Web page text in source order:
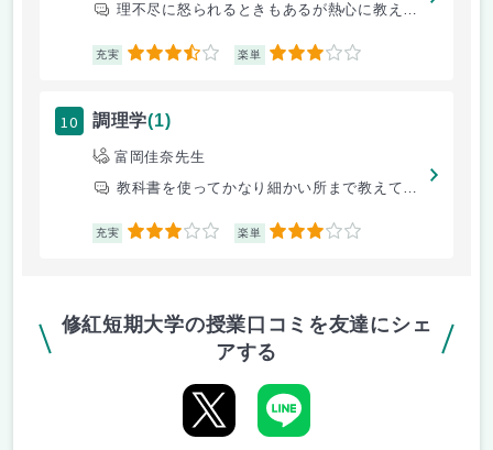
理不尽に怒られるときもあるが熱心に教えてくださります！
充実 3.5 楽単 3
10 調理学(1)
富岡佳奈先生
教科書を使ってかなり細かい所まで教えてもらえます。
充実 3 楽単 3
修紅短期大学の授業口コミを友達にシェ
アする